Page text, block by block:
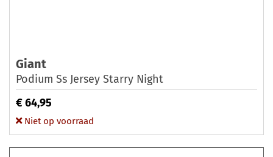
Giant
Podium Ss Jersey Starry Night
€ 64,95
Niet op voorraad